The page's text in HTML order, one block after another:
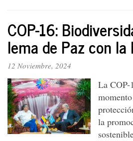
del
azúcar:
Un
cañazo
histórico
en
el
valle
del
Río
Cauca
COP-16:
lema de Paz con
12 Noviembre, 2024
La COP-
la